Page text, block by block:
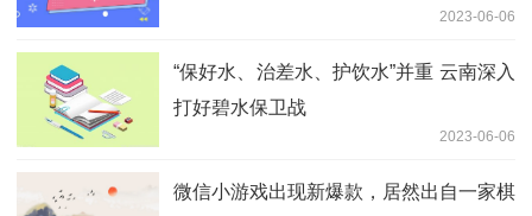
2023-06-06
“保好水、治差水、护饮水”并重 云南深入
打好碧水保卫战
2023-06-06
微信小游戏出现新爆款，居然出自一家棋